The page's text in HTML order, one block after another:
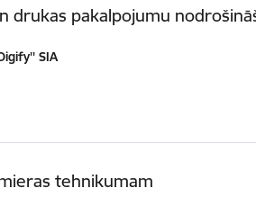
drukas pakalpojumu
SIA
tehnikumam